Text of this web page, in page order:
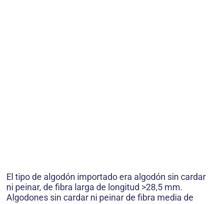
El tipo de algodón importado era algodón sin cardar
ni peinar, de fibra larga de longitud >28,5 mm.
Algodones sin cardar ni peinar de fibra media de